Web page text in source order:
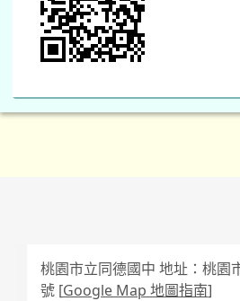
桃園市立同德國中 地址：桃園
號 [Google Map 地圖指南]